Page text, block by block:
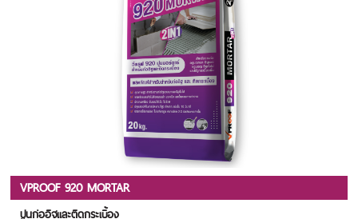
VPROOF 920 MORTAR
ปูนก่ออิฐและติดกระเบื้อง